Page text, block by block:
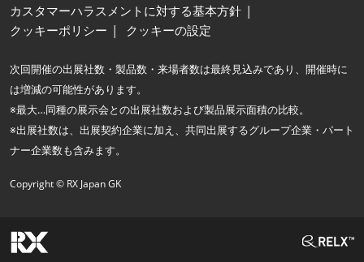
カスタマーハラスメントに対する基本方針
クッキーポリシー
クッキーの設定
次回開催の出展社数・製品数・来場者数は最終見込みであり、開催時に
は増減の可能性があります。
※最大…同種の展示会との出展社数および製品展示面積の比較。
※出展社数は、出展契約企業に加え、共同出展するグループ企業・パート
ナー企業数も含みます。
Copyright © RX Japan GK